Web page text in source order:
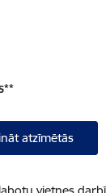
**
atzīmētās